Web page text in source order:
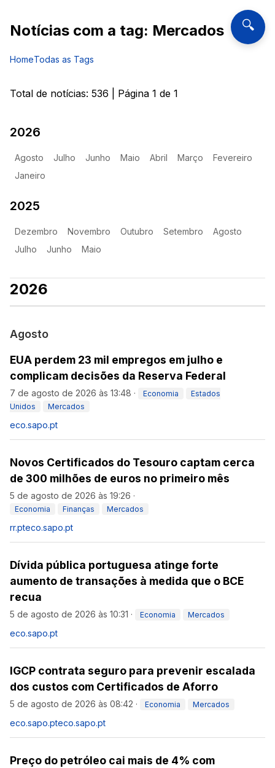
🔍
Notícias com a tag: Mercados
HomeTodas as Tags
Total de notícias: 536 | Página 1 de 1
2026
Agosto Julho Junho Maio Abril Março
Fevereiro
Janeiro
2025
Dezembro Novembro Outubro Setembro
Agosto
Julho
Junho Maio
2026
Agosto
EUA perdem 23 mil empregos em julho e
complicam decisões da Reserva Federal
7 de agosto de 2026 às 13:48 · Economia
Estados
Unidos
Mercados
eco.sapo.pt
Novos Certificados do Tesouro captam cerca
de 300 milhões de euros no primeiro mês
5 de agosto de 2026 às 19:26 ·
Economia Finanças Mercados
rr.pteco.sapo.pt
Dívida pública portuguesa atinge forte
aumento de transações à medida que o BCE
recua
5 de agosto de 2026 às 10:31 · Economia Mercados
eco.sapo.pt
IGCP contrata seguro para prevenir escalada
dos custos com Certificados de Aforro
5 de agosto de 2026 às 08:42 · Economia Mercados
eco.sapo.pteco.sapo.pt
Preço do petróleo cai mais de 4% com